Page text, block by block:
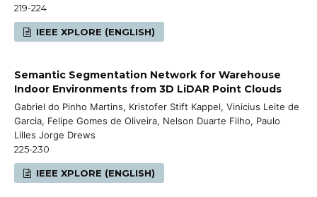
219-224
IEEE XPLORE (ENGLISH)
Semantic Segmentation Network for Warehouse
Indoor Environments from 3D LiDAR Point Clouds
Gabriel do Pinho Martins, Kristofer Stift Kappel, Vinicius Leite de
Garcia, Felipe Gomes de Oliveira, Nelson Duarte Filho, Paulo
Lilles Jorge Drews
225-230
IEEE XPLORE (ENGLISH)